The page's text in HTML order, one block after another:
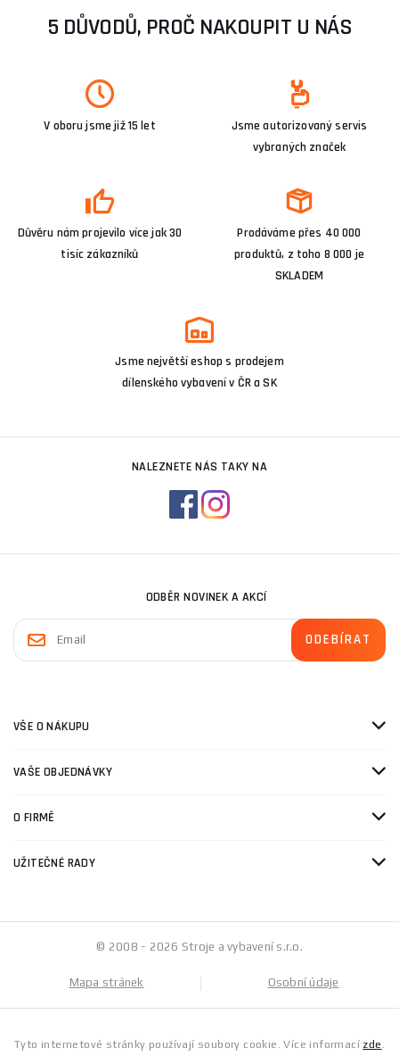
5 DŮVODŮ, PROČ NAKOUPIT U NÁS
V oboru jsme již 15 let
Jsme autorizovaný servis
vybraných značek
Důvěru nám projevilo více jak 30
tisíc zákazníků
Prodáváme přes 40 000
produktů, z toho 8 000 je
SKLADEM
Jsme největší eshop s prodejem
dílenského vybavení v ČR a SK
NALEZNETE NÁS TAKY NA
ODBĚR NOVINEK A AKCÍ
VŠE O NÁKUPU
VAŠE OBJEDNÁVKY
O FIRMĚ
UŽITEČNÉ RADY
© 2008 - 2026 Stroje a vybavení s.r.o.
Mapa stránek Osobní údaje
Tyto internetové stránky používají soubory cookie. Více informací zde .